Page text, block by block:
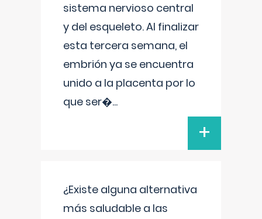
sistema nervioso central
y del esqueleto. Al finalizar
esta tercera semana, el
embrión ya se encuentra
unido a la placenta por lo
que ser�...
+
¿Existe alguna alternativa
más saludable a las